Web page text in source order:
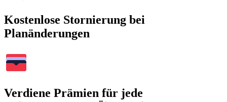
Kostenlose Stornierung bei
Planänderungen
Verdiene Prämien für jede